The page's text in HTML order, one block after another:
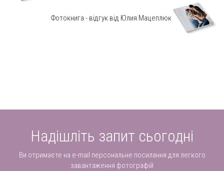
Фотокнига - відгук від Юлия Мацеплюк
Надішліть запит сьогодні
Ви отримаєте на e-mail персональне посилання для легкого
завантаження фотографій